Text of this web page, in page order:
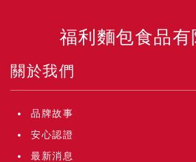
福利麵包食品有
關於我們
品牌故事
安心認證
最新消息